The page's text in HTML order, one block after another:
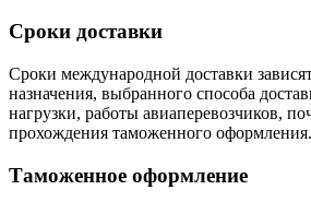
Сроки доставки
Сроки международной доставки
назначения, выбранного способа
нагрузки, работы авиаперевозчиков,
прохождения таможенного оформления.
Таможенное оформление